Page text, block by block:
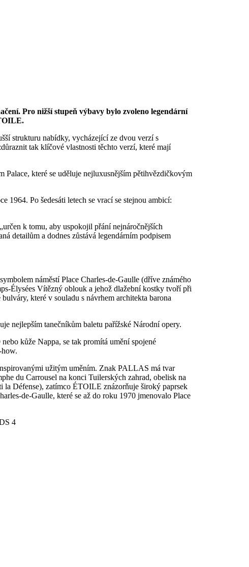
Pro nižší stupeň výbavy bylo zvoleno legendární
strukturu nabídky, vycházející ze dvou verzí s
tak klíčové vlastnosti těchto verzí, které mají
které se uděluje nejluxusnějším pětihvězdičkovým
1964. Po šedesáti letech se vrací se stejnou ambicí:
k tomu, aby uspokojil přání nejnáročnějších
detailům a dodnes zůstává legendárním podpisem
náměstí Place Charles-de-Gaulle (dříve známého
Élysées Vítězný oblouk a jehož dlažební kostky tvoří při
které v souladu s návrhem architekta barona
nejlepším tanečníkům baletu pařížské Národní opery.
kůže Nappa, se tak promítá umění spojené
užitým uměním. Znak PALLAS má tvar
du Carrousel na konci Tuilerských zahrad, obelisk na
Défense), zatímco ÉTOILE znázorňuje široký paprsek
de-Gaulle, které se až do roku 1970 jmenovalo Place
4